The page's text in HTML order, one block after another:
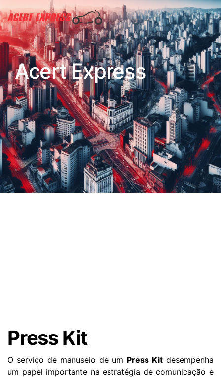
Acert Express
Press Kit
O serviço de manuseio de um Press Kit desempenha
um papel importante na estratégia de comunicação e